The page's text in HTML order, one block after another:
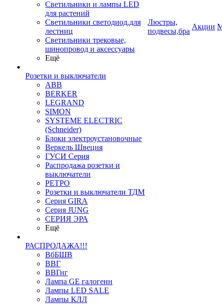
Светильники и лампы LED
для растений
Светильники светодиод.для
лестниц
Светильники трековые,
шинопровод и аксессуары
Ещё
Розетки и выключатели
ABB
BERKER
LEGRAND
SIMON
SYSTEME ELECTRIC
(Schneider)
Блоки электроустановочные
Веркель Швеция
ГУСИ Серия
Распродажа розетки и
выключатели
РЕТРО
Розетки и выключатели ТДМ
Серия GIRA
Серия JUNG
СЕРИЯ ЭРА
Ещё
РАСПРОДАЖА!!!
ВбБШВ
ВВГ
ВВГнг
Лампа GE галогенн
Лампы LED SALE
Лампы КЛЛ
Люстры,
подвесы,бра
Акции